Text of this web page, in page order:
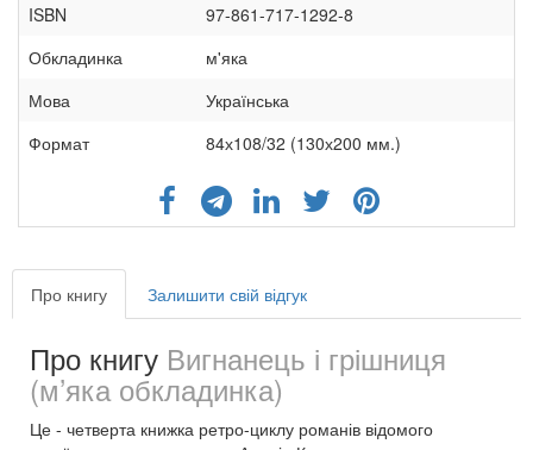
ISBN
97-861-717-1292-8
Обкладинка
м'яка
Мова
Українська
Формат
84х108/32 (130х200 мм.)
Про книгу Залишити свій відгук
Про книгу Вигнанець і грішниця
(м’яка обкладинка)
Це - четверта книжка ретро-циклу романів відомого